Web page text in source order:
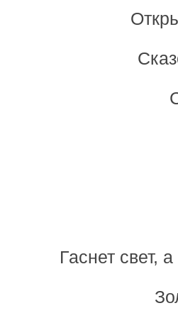
Гаснет свет,